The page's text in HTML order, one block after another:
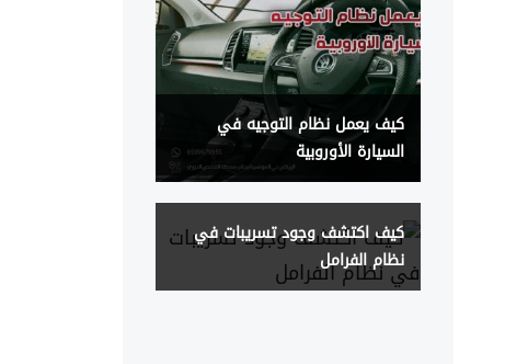
كيف يعمل نظام التوجيه في
السيارة الأوروبية
كيف اكتشف وجود تسريبات في
نظام الفرامل